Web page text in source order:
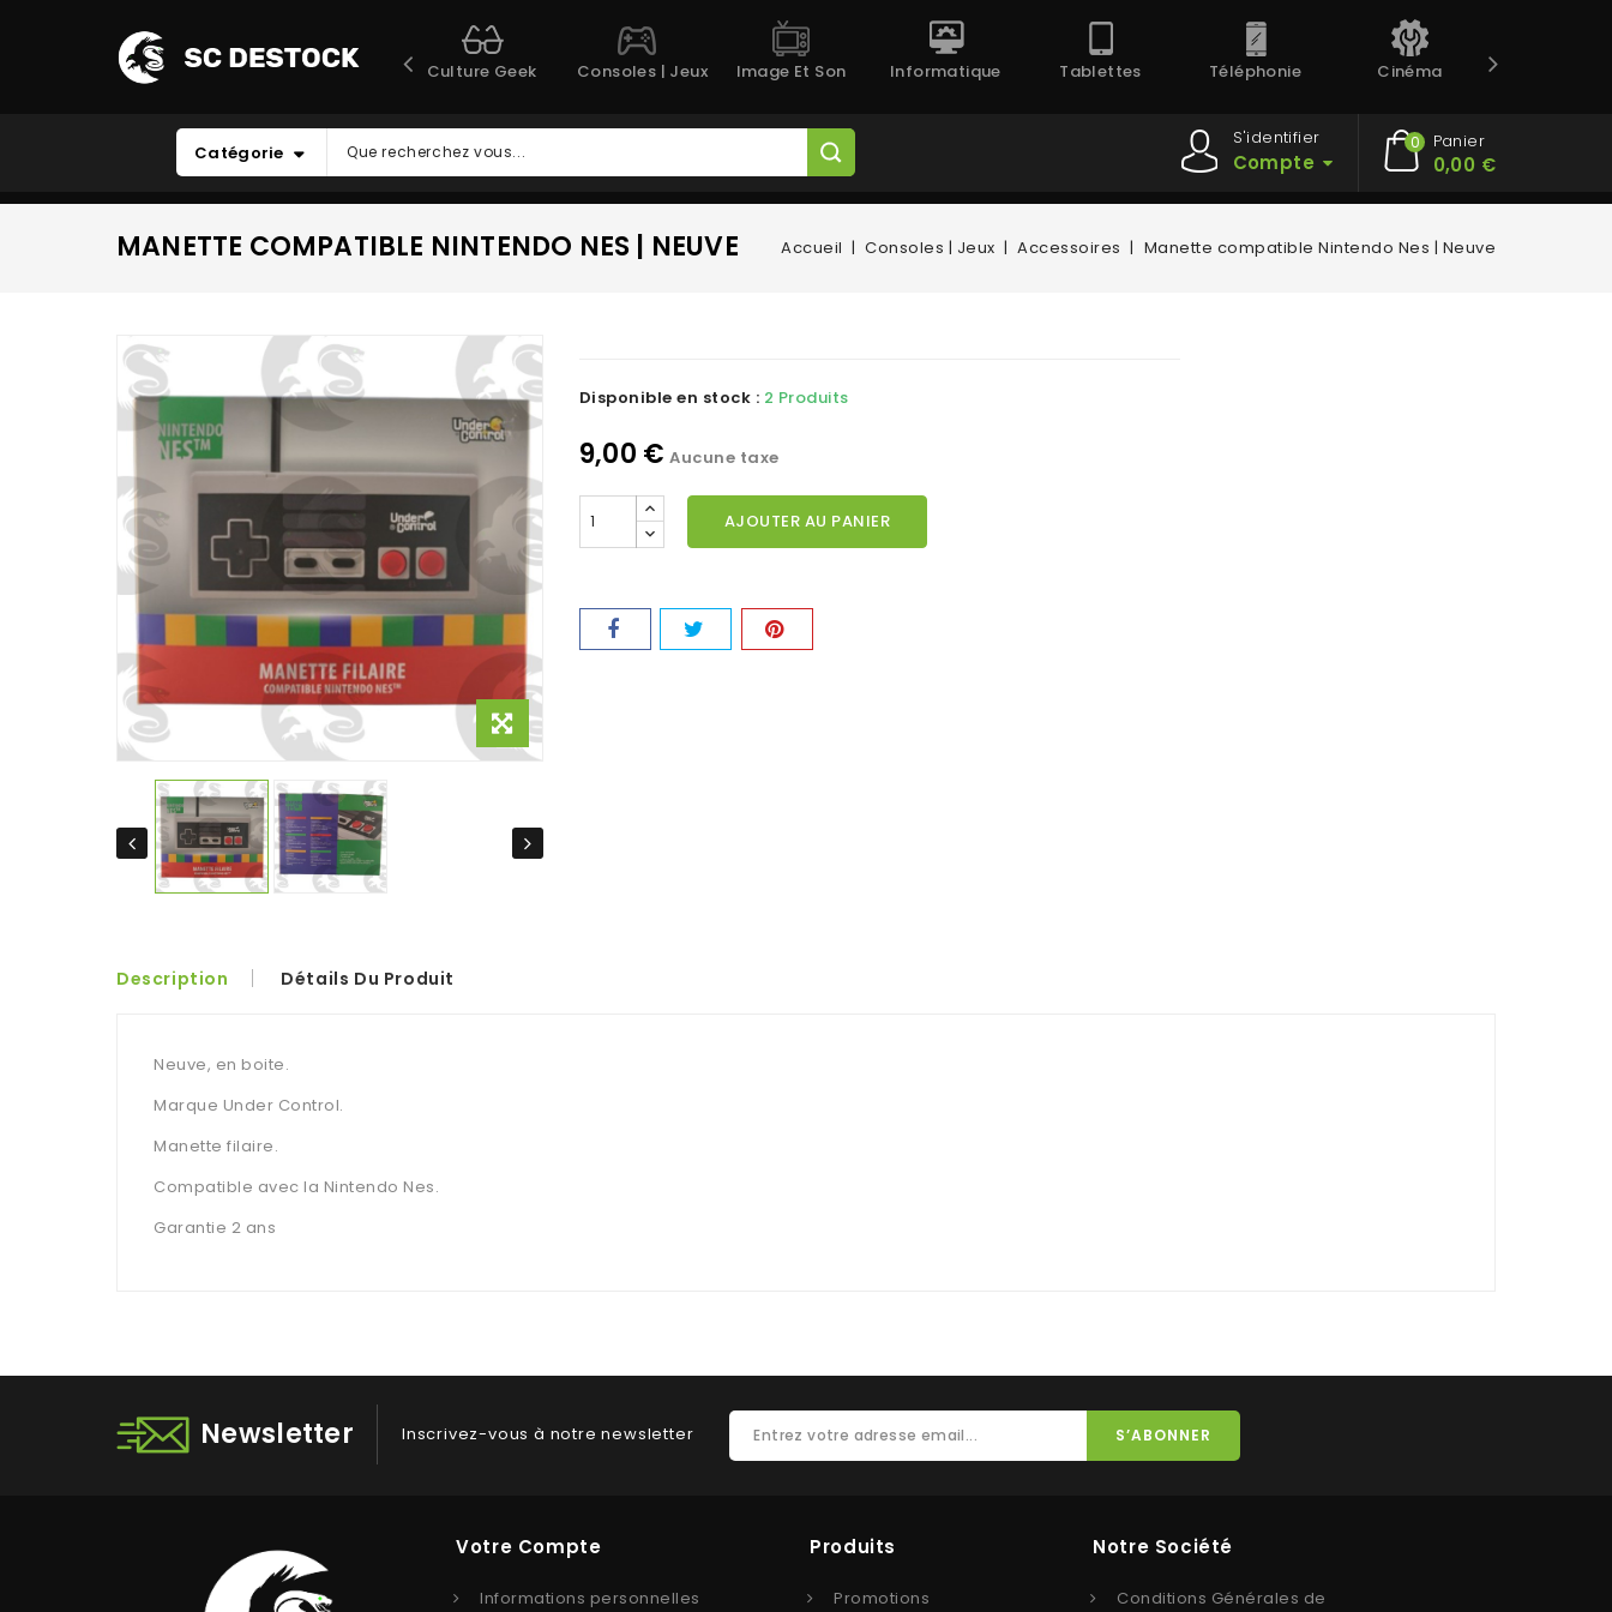
Culture Geek Consoles | Jeux Image Et Son Informatique Tablettes Téléphonie Cinéma
Panier
0,00 €
0
S'identifier
Compte
Catégorie
MANETTE COMPATIBLE NINTENDO NES | NEUVE Accueil Consoles | Jeux Accessoires Manette compatible Nintendo Nes | Neuve
Disponible en stock : 2 Produits
9,00 € Aucune taxe
AJOUTER AU PANIER
Description Détails Du Produit
Neuve, en boite.
Marque Under Control.
Manette filaire.
Compatible avec la Nintendo Nes.
Garantie 2 ans
Newsletter Inscrivez-vous à notre newsletter
Votre Compte
Informations personnelles
Produits
Promotions
Notre Société
Conditions Générales de